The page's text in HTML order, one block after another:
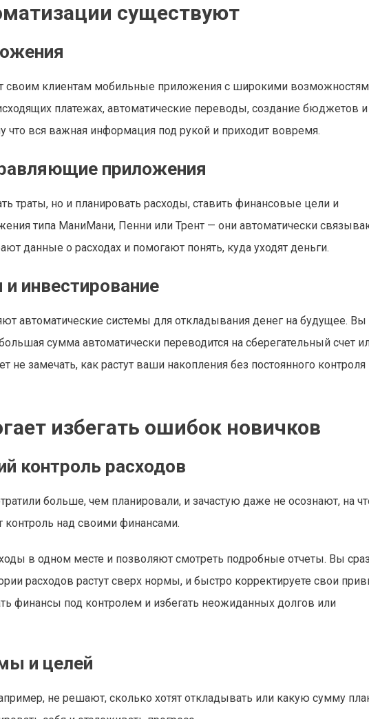
существуют
своим клиентам мобильные приложения с широкими
платежах, автоматические переводы, создание бюджетов
что вся важная информация под рукой и приходит вовремя.
приложения
траты, но и планировать расходы, ставить финансовые цели и
типа МаниМани, Пенни или Трент — они автоматически
данные о расходах и помогают понять, куда уходят деньги.
инвестирование
автоматические системы для откладывания денег на будущее.
сумма автоматически переводится на сберегательный счет
не замечать, как растут ваши накопления без постоянного контроля
избегать ошибок новичков
контроль расходов
больше, чем планировали, и зачастую даже не осознают, на
над своими финансами.
в одном месте и позволяют смотреть подробные отчеты. Вы
расходов растут сверх нормы, и быстро корректируете свои
финансы под контролем и избегать неожиданных долгов или
и целей
не решают, сколько хотят откладывать или какую сумму